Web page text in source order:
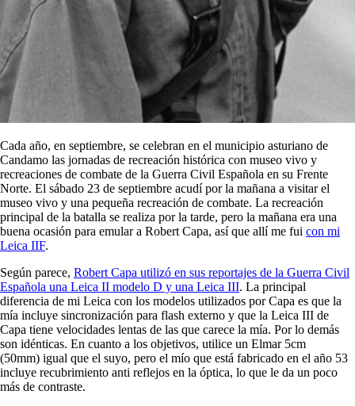
Cada año, en septiembre, se celebran en el municipio asturiano de
Candamo las jornadas de recreación histórica con museo vivo y
recreaciones de combate de la Guerra Civil Española en su Frente
Norte. El sábado 23 de septiembre acudí por la mañana a visitar el
museo vivo y una pequeña recreación de combate. La recreación
principal de la batalla se realiza por la tarde, pero la mañana era una
buena ocasión para emular a Robert Capa, así que allí me fui con mi
Leica IIF.
Según parece, Robert Capa utilizó en sus reportajes de la Guerra Civil
Española una Leica II modelo D y una Leica III. La principal
diferencia de mi Leica con los modelos utilizados por Capa es que la
mía incluye sincronización para flash externo y que la Leica III de
Capa tiene velocidades lentas de las que carece la mía. Por lo demás
son idénticas. En cuanto a los objetivos, utilice un Elmar 5cm
(50mm) igual que el suyo, pero el mío que está fabricado en el año 53
incluye recubrimiento anti reflejos en la óptica, lo que le da un poco
más de contraste.